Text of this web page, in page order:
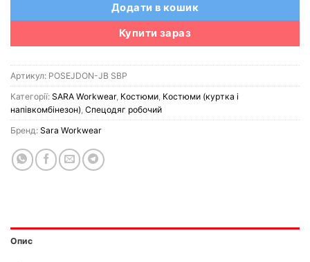
Додати в кошик
Купити зараз
Артикул: POSEJDON-JB SBP
Категорії: SARA Workwear, Костюми, Костюми (куртка і
напівкомбінезон), Спецодяг робочий
Бренд: Sara Workwear
Опис